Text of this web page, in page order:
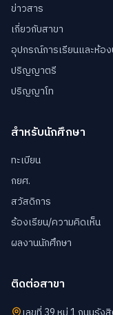
ข่าวสาร
เกี่ยวกับสาขา
อุปกรณ์การเรียนและห้อ
ปริญญาตรี
ปริญญาโท
สำหรับนักศึกษา
ทะเบียน
กยศ.
สวัสดิการ
ร้องเรียน/ความคิดเห็น
ผลงานนักศึกษา
ติดต่อสาขา